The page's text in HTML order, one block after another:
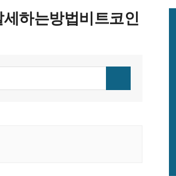
하는방법비트코인